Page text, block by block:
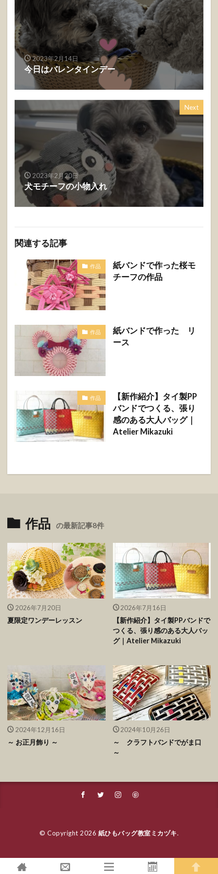
2023年2月14日
今日はバレンタインデー
Next
2023年2月20日
犬モチーフの小物入れ
関連する記事
作品
紙バンドで作った桜モ
チーフの作品
作品
紙バンドで作った リ
ース
作品
【新作紹介】タイ製PP
バンドでつくる、張り
感のある大人バッグ｜
Atelier Mikazuki
作品 の最新記事8件
2026年7月20日
夏限定ワンデーレッスン
2026年7月16日
【新作紹介】タイ製PPバンドで
つくる、張り感のある大人バッ
グ｜Atelier Mikazuki
2024年12月16日
～ お正月飾り ～
2024年10月26日
～ クラフトバンドでがま口
～
© Copyright 2026 紙ひもバッグ教室ミカヅキ.